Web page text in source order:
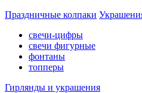
Праздничные колпаки
свечи-цифры
свечи фигурные
фонтаны
топперы
Гирлянды и украшения